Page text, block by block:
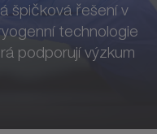
špičková řešení v
technologie
podporují výzkum